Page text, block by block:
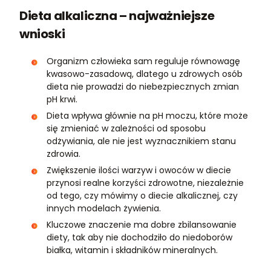
Dieta alkaliczna – najważniejsze
wnioski
Organizm człowieka sam reguluje równowagę
kwasowo-zasadową, dlatego u zdrowych osób
dieta nie prowadzi do niebezpiecznych zmian
pH krwi.
Dieta wpływa głównie na pH moczu, które może
się zmieniać w zależności od sposobu
odżywiania, ale nie jest wyznacznikiem stanu
zdrowia.
Zwiększenie ilości warzyw i owoców w diecie
przynosi realne korzyści zdrowotne, niezależnie
od tego, czy mówimy o diecie alkalicznej, czy
innych modelach żywienia.
Kluczowe znaczenie ma dobre zbilansowanie
diety, tak aby nie dochodziło do niedoborów
białka, witamin i składników mineralnych.